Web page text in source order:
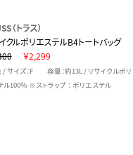
（トラス）
クルポリエステルB4トートバッグ
￥2,299
/ サイズ：F 容量：約13L / リサイクルポリ
ル100％ ※ストラップ ： ポリエステル